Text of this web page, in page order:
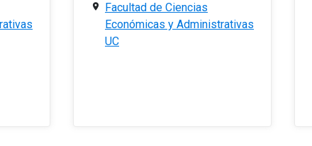
Facultad de Ciencias
Económicas y Administrativas
UC